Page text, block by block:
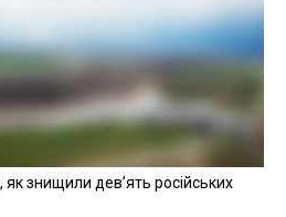
знищили девʼять російських